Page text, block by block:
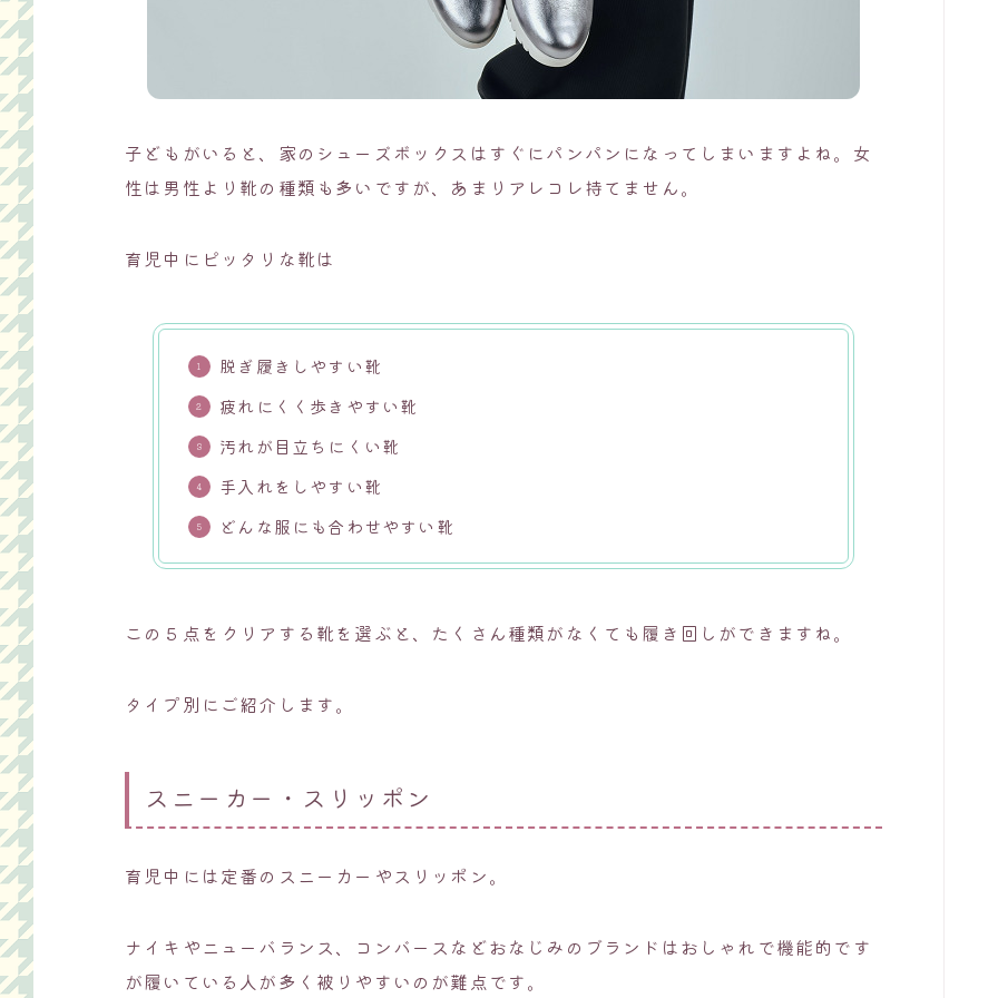
子どもがいると、家のシューズボックスはすぐにパンパンになってしまいますよね。女
性は男性より靴の種類も多いですが、あまりアレコレ持てません。
育児中にピッタリな靴は
脱ぎ履きしやすい靴
疲れにくく歩きやすい靴
汚れが目立ちにくい靴
手入れをしやすい靴
どんな服にも合わせやすい靴
この５点をクリアする靴を選ぶと、たくさん種類がなくても履き回しができますね。
タイプ別にご紹介します。
スニーカー・スリッポン
育児中には定番のスニーカーやスリッポン。
ナイキやニューバランス、コンバースなどおなじみのブランドはおしゃれで機能的です
が履いている人が多く被りやすいのが難点です。